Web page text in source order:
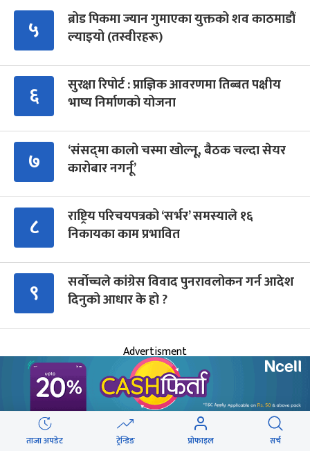
५
ब्रोड पिकमा ज्यान गुमाएका युक्तको शव काठमाडौं
ल्याइयो (तस्वीरहरू)
६
सुरक्षा रिपोर्ट : प्राज्ञिक आवरणमा तिब्बत पक्षीय
भाष्य निर्माणको योजना
७
‘संसद्‍मा कालो चस्मा खोल्नू, बैठक चल्दा सेयर
कारोबार नगर्नू’
८
राष्ट्रिय परिचयपत्रको ‘सर्भर’ समस्याले १६
निकायका काम प्रभावित
९
सर्वोच्चले कांग्रेस विवाद पुनरावलोकन गर्न आदेश
दिनुको आधार के हो ?
Advertisment
आगामी बिदाहरु
ताजा अपडेट ट्रेन्डिङ प्रोफाइल सर्च